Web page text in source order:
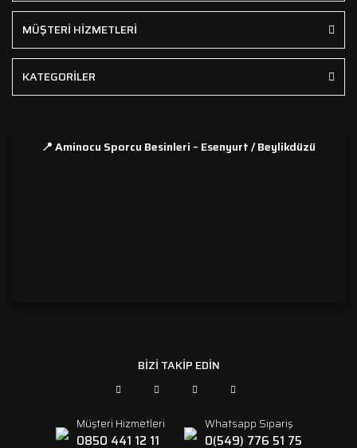
MÜŞTERİ HİZMETLERİ
KATEGORİLER
📍 Aminocu Sporcu Besinleri – Esenyurt / Beylikdüzü
BİZİ TAKİP EDİN
Müşteri Hizmetleri
0850 441 12 11
Whatsapp Sipariş
0(549) 776 51 75